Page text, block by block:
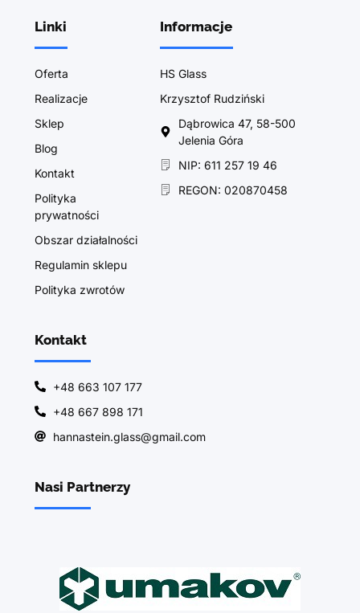
Linki
Oferta
Realizacje
Sklep
Blog
Kontakt
Polityka
prywatności
Obszar działalności
Regulamin sklepu
Polityka zwrotów
Informacje
HS Glass
Krzysztof Rudziński
Dąbrowica 47, 58-500
Jelenia Góra
NIP: 611 257 19 46
REGON: 020870458
Kontakt
+48 663 107 177
+48 667 898 171
hannastein.glass@gmail.com
Nasi Partnerzy